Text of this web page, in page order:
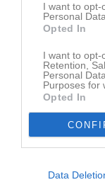
I want to opt-
Personal
Opted In
I want to opt-
Retention,
Personal
Purposes for
Opted In
Data
Senast